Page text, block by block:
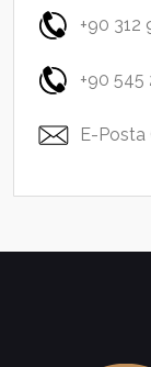
+90 312
+90 545
E-Posta